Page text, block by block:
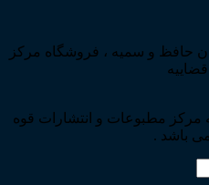
حافظ و سمیه ، فروشگاه مرکز
مرکز مطبوعات و انتشارات قوه
باشد .